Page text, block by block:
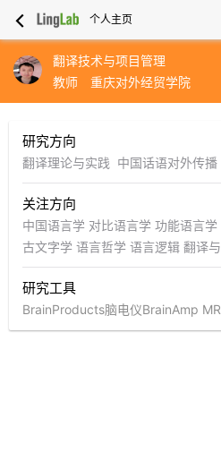
个人主页
翻译技术与项目管理
教师
重庆对外经贸学院
研究方向
翻译理论与实践  中国话语对外传播
关注方向
中国语言学 对比语言学 功能语言学
古文字学 语言哲学 语言逻辑 翻译
研究工具
BrainProducts脑电仪BrainAmp MR